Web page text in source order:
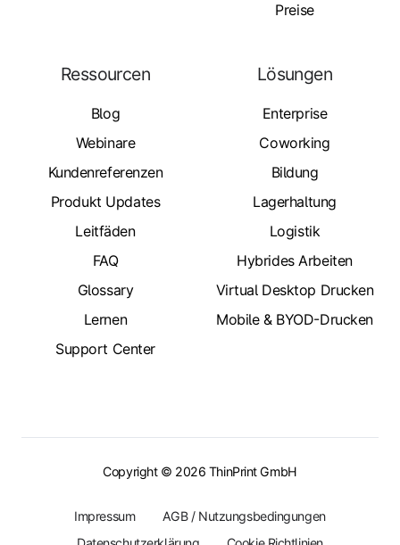
Preise
Ressourcen
Blog
Webinare
Kundenreferenzen
Produkt Updates
Leitfäden
FAQ
Glossary
Lernen
Support Center
Lösungen
Enterprise
Coworking
Bildung
Lagerhaltung
Logistik
Hybrides Arbeiten
Virtual Desktop Drucken
Mobile & BYOD-Drucken
Copyright © 2026 ThinPrint GmbH
Impressum
AGB / Nutzungsbedingungen